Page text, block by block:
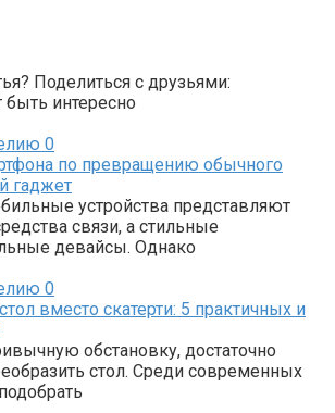
Поделиться с друзьями:
интересно
0
по превращению обычного
гаджет
устройства представляют
связи, а стильные
девайсы. Однако
0
вместо скатерти: 5 практичных и
обстановку, достаточно
стол. Среди современных